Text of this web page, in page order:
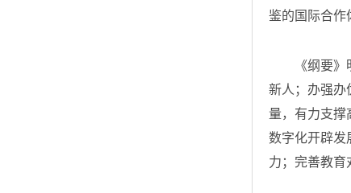
鉴的国际合作
《纲要》明
新人；办强办
量，有力支撑
数字化开辟发
力；完善教育